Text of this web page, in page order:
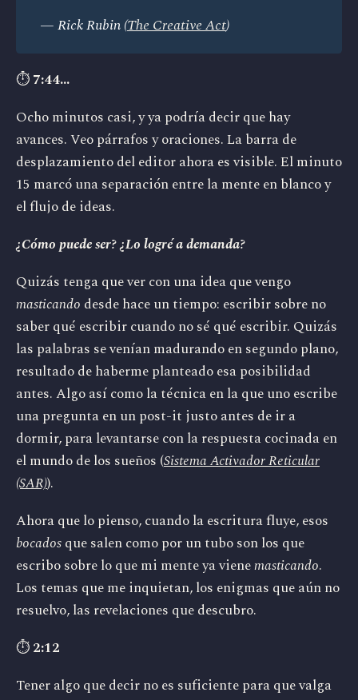
— Rick Rubin (The Creative Act)
⏱️7:44...
Ocho minutos casi, y ya podría decir que hay
avances. Veo párrafos y oraciones. La barra de
desplazamiento del editor ahora es visible. El minuto
15 marcó una separación entre la mente en blanco y
el flujo de ideas.
¿Cómo puede ser? ¿Lo logré a demanda?
Quizás tenga que ver con una idea que vengo
masticando desde hace un tiempo: escribir sobre no
saber qué escribir cuando no sé qué escribir. Quizás
las palabras se venían madurando en segundo plano,
resultado de haberme planteado esa posibilidad
antes. Algo así como la técnica en la que uno escribe
una pregunta en un post-it justo antes de ir a
dormir, para levantarse con la respuesta cocinada en
el mundo de los sueños (Sistema Activador Reticular
(SAR)).
Ahora que lo pienso, cuando la escritura fluye, esos
bocadosque salen como por un tubo son los que
escribo sobre lo que mi mente ya vienemasticando.
Los temas que me inquietan, los enigmas que aún no
resuelvo, las revelaciones que descubro.
⏱️2:12
Tener algo que decir no es suficiente para que valga